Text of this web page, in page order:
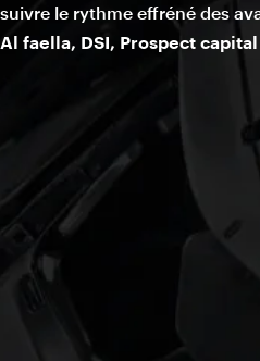
suivre le rythme effréné des
Al faella, DSI, Prospect capital